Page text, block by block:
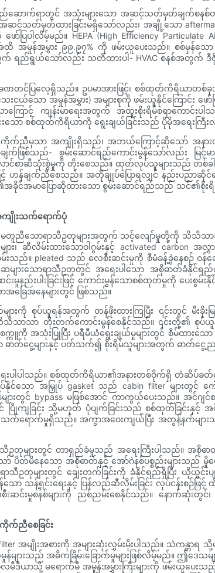
ာက်ရာတွင် အသုံးများသော အဆင့်သတ်မှတ်ချက်စနစ်တစ်ခု
ဆင့်သတ်မှတ်ထားခြင်းမရှိသော်လည်း၊ အချို့သော
ပါလိမ့်မည်။ HEPA (High Efficiency
မှုန်အမွှား ၉၉.၉၇% ကို ဖမ်းယူပေးသည်။ စစ်မှန်သော
ရည်ရွယ်သော်လည်း သတိထားပါ- HVAC စနစ်အတွက် ဒီ
ပြလေ့ရှိသည်။ ဥပမာအားဖြင့်၊ စစ်ထုတ်ကိရိယာတစ်ခုသ
ယ်သော အမှုန်အမွှား) အများစုကို ဖမ်းယူနိုင်ကြောင်း ဖ
ောင့် ကျန်းမာရေးအတွက် အထူးစိုးရိမ်စရာကောင်းပ
ာင်းသော စစ်ထုတ်ကိရိယာကို ရွေးချယ်ခြင်းသည် ပိုမိုအရေးကြီ
င့်ကိုက်ညီမှသာ အကျိုးရှိသည်၊ အဘယ်ကြောင့်ဆိုသော် အနား
ဖြစ်သည်- စွမ်းဆောင်ရည်ကောင်းမွန်သော်လည်း မြင့်
ောင်စာဆီသုံးစွဲမှုကို တိုးစေသည်။ ထုတ်လုပ်သူများသည် တ
ဟန်ချက်ညီစေသည်။ အတိုချုပ်ပြောရလျှင် နည်းပညာဆိုင်ရ
အမာပြောဆိုထားသော စွမ်းဆောင်ရည်သည် သင်၏စိုးရိမ်
ကျိုးသက်ရောက်ပုံ
တူညီသောရာသီဥတုများအတွက် သင့်လျော်မှုတို့ကို သိသိသာ
များ၊ ဆီလိမ်းထားသောဝါဂွမ်းနှင့် activated
းသည်။ pleated သည် လေစီးဆင်းမှုကို စီမံခန့်ခွဲနေစဉ်
ဆများသောရာသီဥတုတွင် အရေးပါသော အစိုဓာတ်ခံနို
းမှုနည်းပါးခြင်းဖြင့် ကောင်းမွန်သောစစ်ထုတ်မှုကို ပေး
ြေအနေများတွင် ဖြစ်သည်။
းကို စုပ်ယူရန်အတွက် တန်ဖိုးထားကြပြီး ၎င်းတွင် မီးခိုးမ
ာသာ တိုးတက်ကောင်းမွန်စေနိုင်သည်။ ၎င်းတို့၏ စုပ်ယူ
က္ကူကို အသုံးပြုပြီး ပရီမီယံရွေးချယ်မှုများတွင် စိမ်ထား
ာတ်ငွေ့များနှင့် ပတ်သက်၍ စိုးရိမ်သူများအတွက် ဓာတ်ငွေ့ည
ါပါသည်။ စစ်ထုတ်ကိရိယာ၏အနားတစ်ဝိုက်ရှိ တံဆိပ်ခတ်မှု
င်သော အမြှုပ် gasket သည် cabin filter များတွင်
ားတွင် bypass မဖြစ်အောင် ကာကွယ်ပေးသည်။ အင်
ခြင်း သို့မဟုတ် ပုံပျက်ခြင်းသည် စစ်ထုတ်ခြင်းနှင့်
ောက်မှုရှိသည်။ အကွာအဝေးကျယ်ပြီး အတွန့်နက်များသ
ရာသီဥတုများတွင် တာရှည်ခံမှုသည် အရေးကြီးပါသည်။ အစို
တ်မိနေသော အစိုဓာတ်နှင့် အော်ဂဲနစ်ပစ္စည်းများသည် မှို
ာသီဥတုများတွင် ချေးတက်ခြင်းကို ခံနိုင်ရည်ရှိပြီး ယိုယွင်
န့်ရှင်းရေးနှင့် ပြန်လည်ဆီလိမ်းခြင်း လုပ်ငန်းစဉ်ဖြင့် ထိ
င်းမှုစနစ်များကို ညစ်ညမ်းစေနိုင်သည်။ နောက်ဆုံးတွ
ကိုက်ညီစေခြင်း
အမျိုးအစားကို အများဆုံးလွှမ်းမိုးပါသည်။ သဲကန္တာ
ျားသည် အဓိကခြိမ်းခြောက်မှုများဖြစ်လိမ့်မည်။ ဤဒေသ
လမီဒီယာသို့ မရောက်မီ အမှုန်အမွှားကြီးများကို ဖမ်းယူပ